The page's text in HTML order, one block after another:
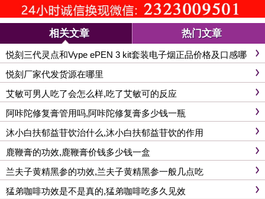
相关文章 热门文章
悦刻三代灵点和Vype ePEN 3 kit套装电子烟正品价格及口感哪
款比较好
悦刻厂家代发货源在哪里
艾敏可男人吃了会怎么样,吃了艾敏可的反应
阿咔陀修复膏管用吗,阿咔陀修复膏多少钱一瓶
沐小白扶郁益苷饮治什么,沐小白扶郁益苷饮的作用
鹿鞭膏的功效,鹿鞭膏价钱多少钱一盒
兰夫子黄精黑参的功效,兰夫子黄精黑参一般几点吃
猛弟咖啡功效是不是真的,猛弟咖啡吃多久见效